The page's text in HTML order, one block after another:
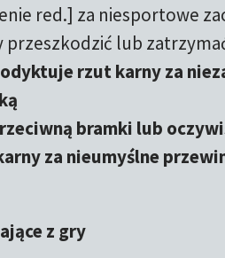
red.] za niesportowe
przeszkodzić lub
rzut karny za
bramki lub
za nieumyślne
z gry